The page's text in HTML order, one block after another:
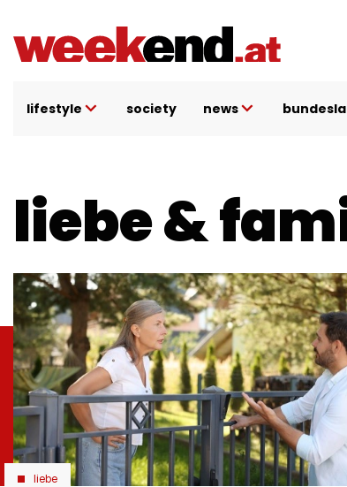
Inhalt
lifestyle society news
liebe &
liebe